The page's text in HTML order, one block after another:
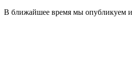
В ближайшее время мы опубликуем